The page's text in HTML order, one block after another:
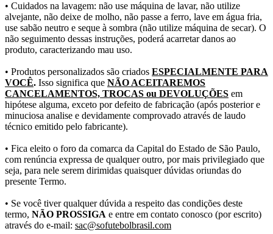
• Cuidados na lavagem: não use máquina de lavar, não utilize
alvejante, não deixe de molho, não passe a ferro, lave em água fria,
use sabão neutro e seque à sombra (não utilize máquina de secar). O
não seguimento dessas instruções, poderá acarretar danos ao
produto, caracterizando mau uso.
• Produtos personalizados são criados ESPECIALMENTE PARA
VOCÊ. Isso significa que NÃO ACEITAREMOS
CANCELAMENTOS, TROCAS ou DEVOLUÇÕES em
hipótese alguma, exceto por defeito de fabricação (após posterior e
minuciosa analise e devidamente comprovado através de laudo
técnico emitido pelo fabricante).
• Fica eleito o foro da comarca da Capital do Estado de São Paulo,
com renúncia expressa de qualquer outro, por mais privilegiado que
seja, para nele serem dirimidas quaisquer dúvidas oriundas do
presente Termo.
• Se você tiver qualquer dúvida a respeito das condições deste
termo, NÃO PROSSIGA e entre em contato conosco (por escrito)
através do e-mail: sac@sofutebolbrasil.com